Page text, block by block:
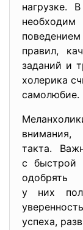
нагрузке.
правил,
заданий и
холерика
самолюбие.
внимания,
такта.
с быстрой
одобрять
у них
успеха,